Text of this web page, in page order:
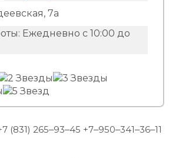
7а
Ежедневно с 10:00 до
(831) 265‒93‒45 +7‒950‒341‒36‒11